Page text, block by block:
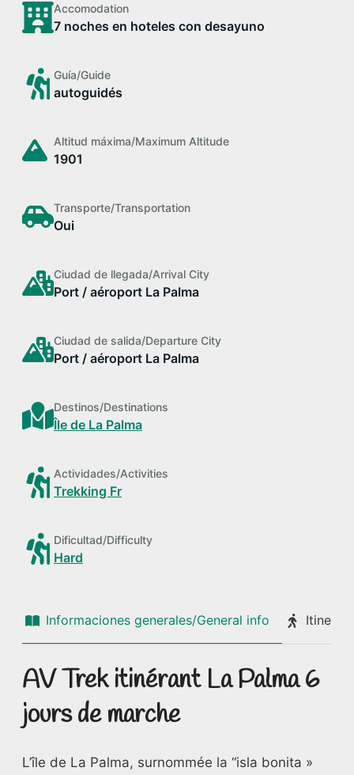
Accomodation
7 noches en hoteles con desayuno
Guía/Guide
autoguidés
Altitud máxima/Maximum Altitude
1901
Transporte/Transportation
Oui
Ciudad de llegada/Arrival City
Port / aéroport La Palma
Ciudad de salida/Departure City
Port / aéroport La Palma
Destinos/Destinations
Île de La Palma
Actividades/Activities
Trekking Fr
Dificultad/Difficulty
Hard
Informaciones generales/General info
AV Trek itinérant La Palma 6
jours de marche
L’île de La Palma, surnommée la “isla bonita »